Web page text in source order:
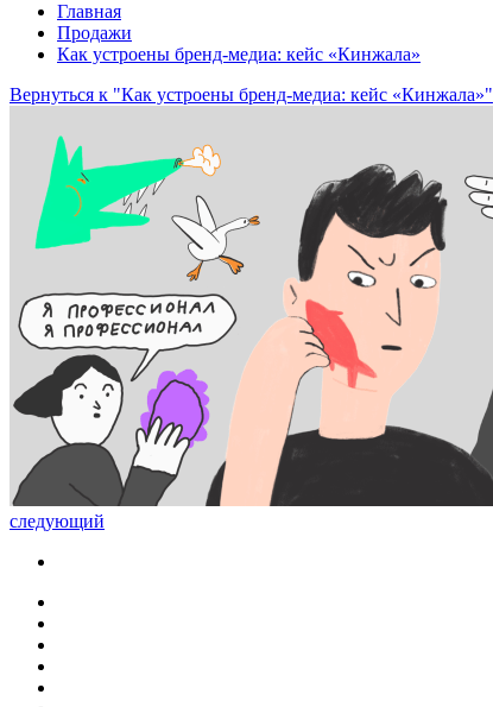
Главная
Продажи
Как устроены бренд-медиа: кейс «Кинжала»
Вернуться к "Как устроены бренд-медиа: кейс «Кинжала»"
следующий